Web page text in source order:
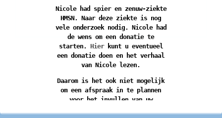
Nicole had spier en zenuw-ziekte
HMSN. Naar deze ziekte is nog
vele onderzoek nodig. Nicole had
de wens om een donatie te
starten. Hierkunt u eventueel
een donatie doen en het verhaal
van Nicole lezen.
Daarom is het ook niet mogelijk
om een afspraak in te plannen
voor het invullen van uw